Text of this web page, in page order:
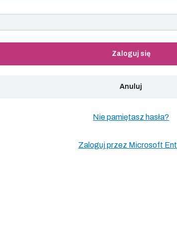
Zaloguj się
Anuluj
Nie pamiętasz hasła?
Zaloguj przez Microsoft